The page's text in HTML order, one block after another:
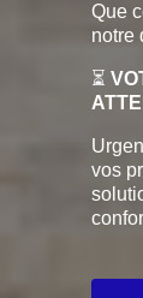
Que
notre
⏳
vos